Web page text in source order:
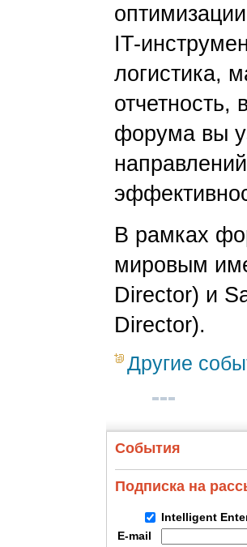
IT-
логистика,
отчетность,
форума вы
В рамках
мировым
Director) и
Director).
Другие
События
Подписка на
Intelligent
E-mail